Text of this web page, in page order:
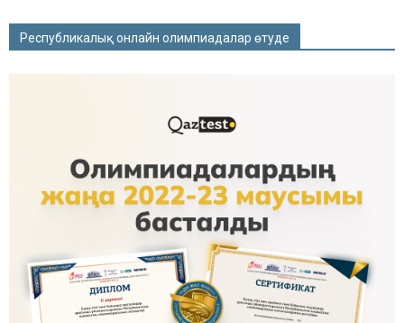
Республикалық онлайн олимпиадалар өтуде